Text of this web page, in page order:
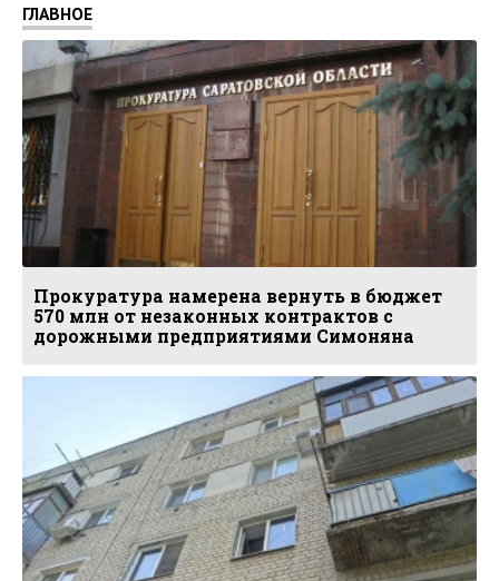
ГЛАВНОЕ
Прокуратура намерена вернуть в бюджет
570 млн от незаконных контрактов с
дорожными предприятиями Симоняна